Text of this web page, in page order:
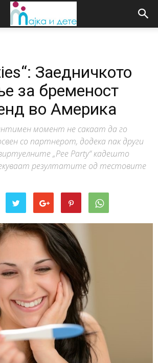
Заедничкото
за бременост
во Америка
момент не сакаат да го
со партнерот, додека пак други
„Pee Party“ кадешто
резултатите од тестовите